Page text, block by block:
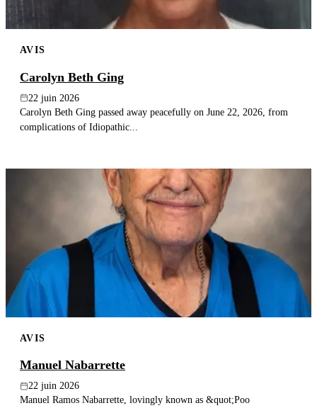
AVIS
Carolyn Beth Ging
22 juin 2026
Carolyn Beth Ging passed away peacefully on June 22, 2026, from
complications of Idiopathic...
AVIS
Manuel Nabarrette
22 juin 2026
Manuel Ramos Nabarrette, lovingly known as &quot;Poo